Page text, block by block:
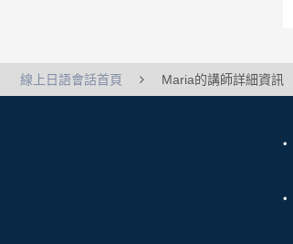
線上日語會話首頁 Maria的講師詳細資訊